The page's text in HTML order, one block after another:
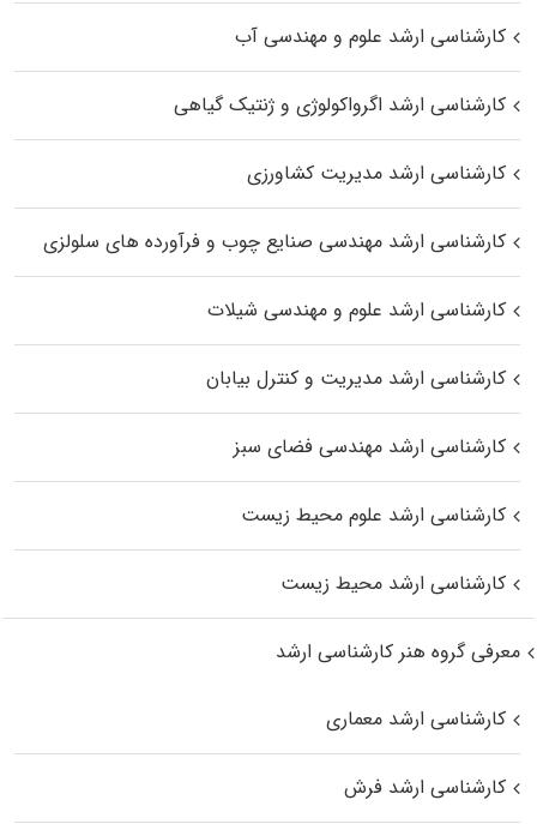
کارشناسی ارشد علوم و مهندسی آب
کارشناسی ارشد اگرواکولوژی و ژنتیک گیاهی
کارشناسی ارشد مدیریت کشاورزی
کارشناسی ارشد مهندسی صنایع چوب و فرآورده‌ های سلولزی
کارشناسی ارشد علوم و مهندسی شیلات
کارشناسی ارشد مدیریت و کنترل بیابان
کارشناسی ارشد مهندسی فضای سبز
کارشناسی ارشد علوم محیط‌ زیست
کارشناسی ارشد محیط زیست
معرفی گروه هنر کارشناسی ارشد
کارشناسی ارشد معماری
کارشناسی ارشد فرش